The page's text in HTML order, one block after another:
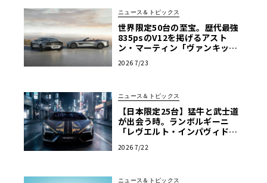
たパワーサンルーフおよび18インチアルミホイールが特別
装備されている。さらに、本モデルの購入者には、実車を
忠実に再現した1/43サイズのダイキャストミニカーがプレ
ゼントされるというのもポイントだ。
ニュース＆トピックス
世界限定50台の至宝。歴代最強
835psのV12を掲げるアスト
ン・マーティン「ヴァンキッシ
2026 7/23
ニュース＆トピックス
【日本限定25台】猛牛と武士道
が出会う時。ランボルギーニ
「レヴエルト・インパヴィド」
2026 7/22
ニュース＆トピックス